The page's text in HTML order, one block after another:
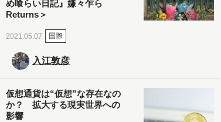
め喰らい日記』嫌々乍ら
Returns＞
2021.05.07 国際
入江敦彦
仮想通貨は“仮想”な存在なの
か？ 拡大する現実世界への
影響